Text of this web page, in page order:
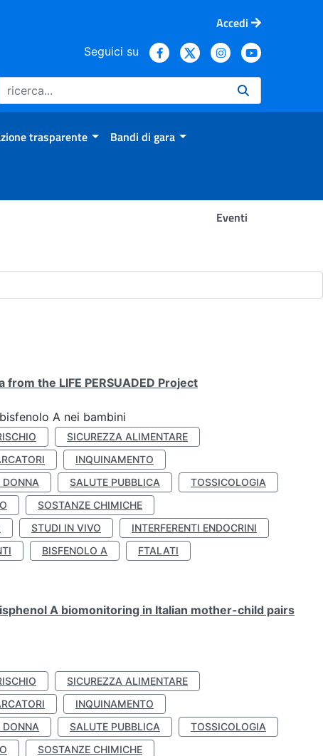
Accedi
Seguici su
trasparente Bandi di gara
Eventi
the LIFE PERSUADED Project
A nei bambini
SICUREZZA ALIMENTARE
INQUINAMENTO
SALUTE PUBBLICA
TOSSICOLOGIA
SOSTANZE CHIMICHE
STUDI IN VIVO
INTERFERENTI ENDOCRINI
BISFENOLO A
FTALATI
A biomonitoring in Italian mother-child pairs
SICUREZZA ALIMENTARE
INQUINAMENTO
SALUTE PUBBLICA
TOSSICOLOGIA
SOSTANZE CHIMICHE